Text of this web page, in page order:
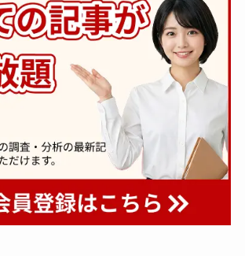
ス 株式会社シモン
ープ エム・エス・アイ（MSI）
会 株式会社 江陽閣グループ
メモリーズ株式会社
フォーエバーホール
ングス 広済堂